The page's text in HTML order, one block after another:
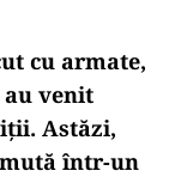
cu armate,
venit
Astăzi,
într-un